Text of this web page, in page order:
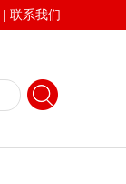
| 联系我们